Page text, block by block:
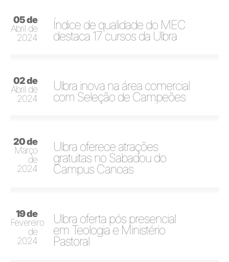
05 de
Abril de
2024
Índice de qualidade do MEC
destaca 17 cursos da Ulbra
02 de
Abril de
2024
Ulbra inova na área comercial
com Seleção de Campeões
20 de
Março
de
2024
Ulbra oferece atrações
gratuitas no Sabadou do
Campus Canoas
19 de
Fevereiro
de
2024
Ulbra oferta pós presencial
em Teologia e Ministério
Pastoral